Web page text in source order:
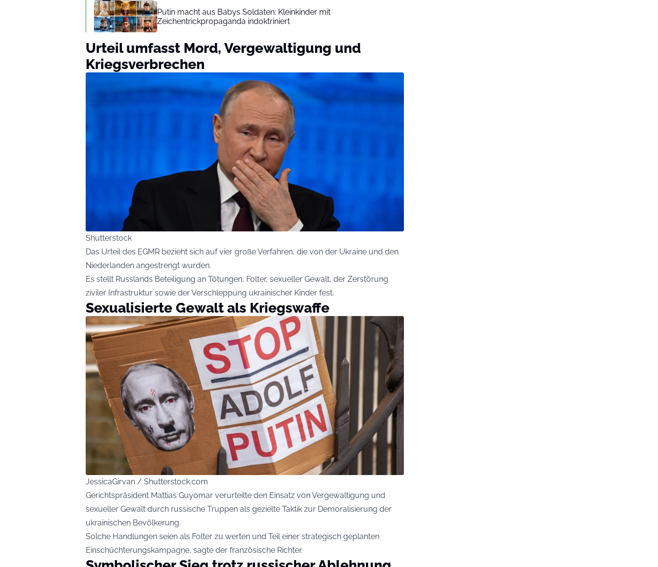
Putin macht aus Babys Soldaten: Kleinkinder mit
Zeichentrickpropaganda indoktriniert
Urteil umfasst Mord, Vergewaltigung und
Kriegsverbrechen
Shutterstock
Das Urteil des EGMR bezieht sich auf vier große Verfahren, die von der Ukraine und den
Niederlanden angestrengt wurden.
Es stellt Russlands Beteiligung an Tötungen, Folter, sexueller Gewalt, der Zerstörung
ziviler Infrastruktur sowie der Verschleppung ukrainischer Kinder fest.
Sexualisierte Gewalt als Kriegswaffe
JessicaGirvan / Shutterstock.com
Gerichtspräsident Mattias Guyomar verurteilte den Einsatz von Vergewaltigung und
sexueller Gewalt durch russische Truppen als gezielte Taktik zur Demoralisierung der
ukrainischen Bevölkerung.
Solche Handlungen seien als Folter zu werten und Teil einer strategisch geplanten
Einschüchterungskampagne, sagte der französische Richter.